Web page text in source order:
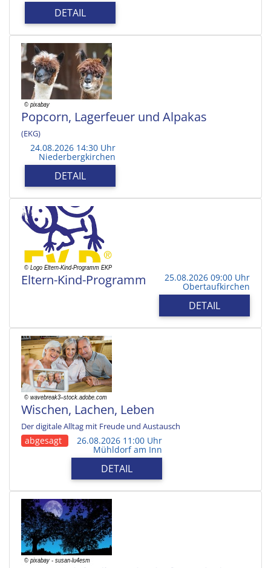
DETAIL
Popcorn, Lagerfeuer und Alpakas
(EKG)
24.08.2026 14:30 Uhr
Niederbergkirchen
DETAIL
Eltern-Kind-Programm 25.08.2026 09:00 Uhr
Obertaufkirchen
DETAIL
Wischen, Lachen, Leben
Der digitale Alltag mit Freude und Austausch
abgesagt 26.08.2026 11:00 Uhr
Mühldorf am Inn
DETAIL